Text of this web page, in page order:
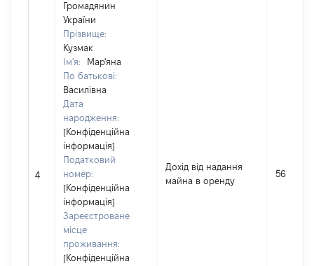
4
Громадянин
України
Прізвище:
Кузмак
Ім'я:
Мар'яна
По батькові:
Василівна
Дата
народження:
[Конфіденційна
інформація]
Податковий
номер:
[Конфіденційна
інформація]
Зареєстроване
місце
проживання:
[Конфіденційна
Дохід від надання
майна в оренду
5600